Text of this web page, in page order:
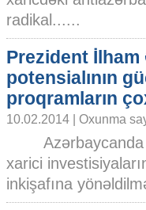
radikal......
Prezident İlham
potensialının
proqramların
10.02.2014 | Oxunma
Azərbaycanda
xarici
inkişafına